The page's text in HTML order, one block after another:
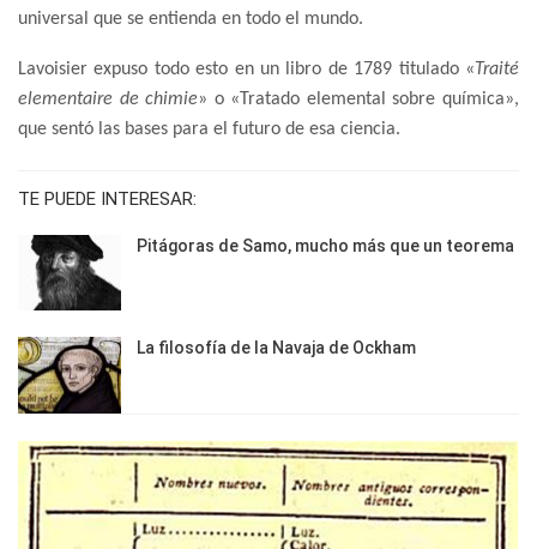
universal que se entienda en todo el mundo.
Lavoisier expuso todo esto en un libro de 1789 titulado «Traité
elementaire de chimie» o «Tratado elemental sobre química»,
que sentó las bases para el futuro de esa ciencia.
TE PUEDE INTERESAR:
Pitágoras de Samo, mucho más que un teorema
La filosofía de la Navaja de Ockham